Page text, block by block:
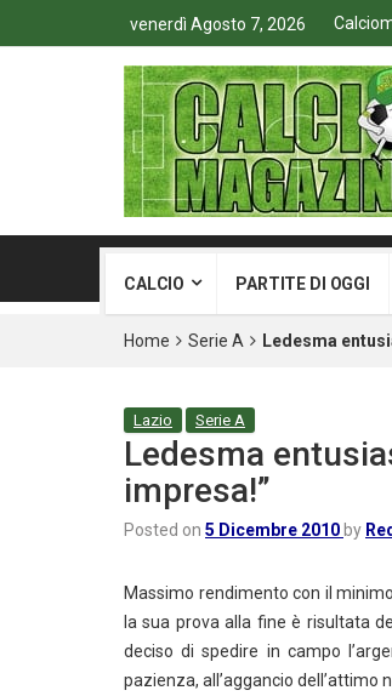
venerdì Agosto 7, 2026
CALCIO PARTITE DI OGGI
Home Serie A Ledesma
Lazio Serie A
Ledesma
impresa!”
Posted on 5 Dicembre 2010 by
Massimo rendimento con il
la sua prova alla fine è risultata
deciso di spedire in campo
pazienza, all’aggancio dell’attimo